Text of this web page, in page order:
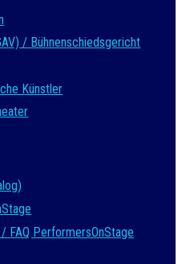
/ Bühnenschiedsgericht
Künstler
FAQ PerformersOnStage